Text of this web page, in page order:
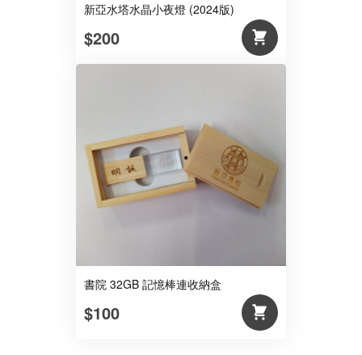
新亞水塔水晶小夜燈 (2024版)
$200
書院 32GB 記憶棒連收納盒
$100